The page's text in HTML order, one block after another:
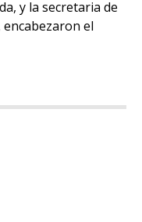
y la secretaria de
el